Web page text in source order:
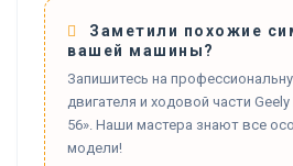
Заметили похожие
вашей машины?
Запишитесь на
двигателя и ходовой части
56». Наши мастера знают все
модели!